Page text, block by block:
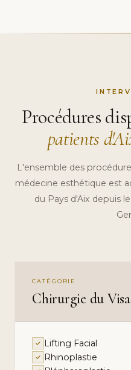
Procédures
patients
L'ensemble des
médecine esthétique est
du Pays d'Aix depuis
CATÉGORIE
Chirurgie du
Lifting Facial
Rhinoplastie